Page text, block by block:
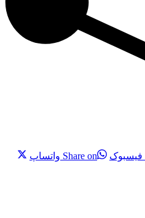
Share on واتساپ